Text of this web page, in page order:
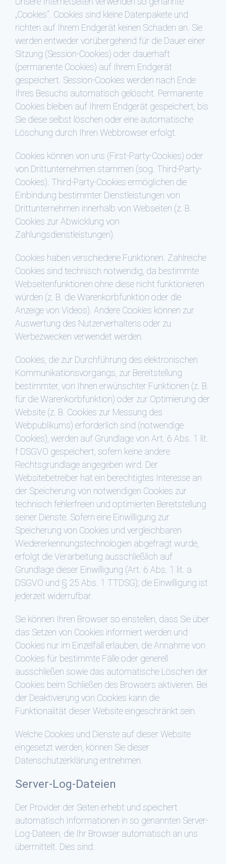
„Cookies“. Cookies sind kleine Datenpakete und
richten auf Ihrem Endgerät keinen Schaden an. Sie
werden entweder vorübergehend für die Dauer einer
Sitzung (Session-Cookies) oder dauerhaft
(permanente Cookies) auf Ihrem Endgerät
gespeichert. Session-Cookies werden nach Ende
Ihres Besuchs automatisch gelöscht. Permanente
Cookies bleiben auf Ihrem Endgerät gespeichert, bis
Sie diese selbst löschen oder eine automatische
Löschung durch Ihren Webbrowser erfolgt.
Cookies können von uns (First-Party-Cookies) oder
von Drittunternehmen stammen (sog. Third-Party-
Cookies). Third-Party-Cookies ermöglichen die
Einbindung bestimmter Dienstleistungen von
Drittunternehmen innerhalb von Webseiten (z. B.
Cookies zur Abwicklung von
Zahlungsdienstleistungen).
Cookies haben verschiedene Funktionen. Zahlreiche
Cookies sind technisch notwendig, da bestimmte
Webseitenfunktionen ohne diese nicht funktionieren
würden (z. B. die Warenkorbfunktion oder die
Anzeige von Videos). Andere Cookies können zur
Auswertung des Nutzerverhaltens oder zu
Werbezwecken verwendet werden.
Cookies, die zur Durchführung des elektronischen
Kommunikationsvorgangs, zur Bereitstellung
bestimmter, von Ihnen erwünschter Funktionen (z. B.
für die Warenkorbfunktion) oder zur Optimierung der
Website (z. B. Cookies zur Messung des
Webpublikums) erforderlich sind (notwendige
Cookies), werden auf Grundlage von Art. 6 Abs. 1 lit.
f DSGVO gespeichert, sofern keine andere
Rechtsgrundlage angegeben wird. Der
Websitebetreiber hat ein berechtigtes Interesse an
der Speicherung von notwendigen Cookies zur
technisch fehlerfreien und optimierten Bereitstellung
seiner Dienste. Sofern eine Einwilligung zur
Speicherung von Cookies und vergleichbaren
Wiedererkennungstechnologien abgefragt wurde,
erfolgt die Verarbeitung ausschließlich auf
Grundlage dieser Einwilligung (Art. 6 Abs. 1 lit. a
DSGVO und § 25 Abs. 1 TTDSG); die Einwilligung ist
jederzeit widerrufbar.
Sie können Ihren Browser so einstellen, dass Sie über
das Setzen von Cookies informiert werden und
Cookies nur im Einzelfall erlauben, die Annahme von
Cookies für bestimmte Fälle oder generell
ausschließen sowie das automatische Löschen der
Cookies beim Schließen des Browsers aktivieren. Bei
der Deaktivierung von Cookies kann die
Funktionalität dieser Website eingeschränkt sein.
Welche Cookies und Dienste auf dieser Website
eingesetzt werden, können Sie dieser
Datenschutzerklärung entnehmen.
Server-Log-Dateien
Der Provider der Seiten erhebt und speichert
automatisch Informationen in so genannten Server-
Log-Dateien, die Ihr Browser automatisch an uns
übermittelt. Dies sind: